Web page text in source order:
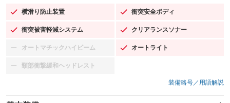
横滑り防止装置
：装備あり 衝突安全ボディ
：装備あり
衝突被害軽減システム
：装備あり クリアランスソナー
：装備あり
オートマチックハイビーム
：装備なし オートライト
：装備あり
頸部衝撃緩和ヘッドレスト
：装備なし
装備略号／用語解説